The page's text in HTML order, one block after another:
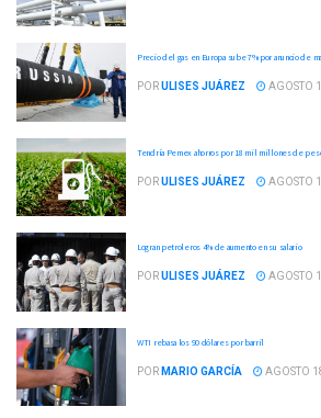
Precio del gas en Europa sube 7% por anuncio de
PORULISES JUÁREZ AGOSTO
Tendría Pemex ahorros por 18 mil millones de
PORULISES JUÁREZ AGOSTO
Logran petroleros 4% de aumento en su salario
PORULISES JUÁREZ AGOSTO
WTI rebasa los 90 dólares por barril
POR MARIO GARCÍA AGOSTO